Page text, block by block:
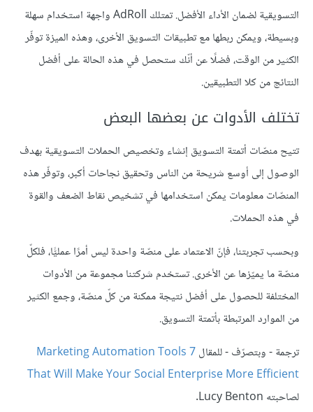
التسويقية لضمان الأداء الأفضل. تمتلك AdRoll واجهة استخدام سهلة
وبسيطة، ويمكن ربطها مع تطبيقات التسويق الأخرى، وهذه الميزة توفّر
الكثير من الوقت، فضلًا عن أنّك ستحصل في هذه الحالة على أفضل
النتائج من كلا التطبيقين.
تختلف الأدوات عن بعضها البعض
تتيح منصّات أتمتة التسويق إنشاء وتخصيص الحملات التسويقية بهدف
الوصول إلى أوسع شريحة من الناس وتحقيق نجاحات أكبر، وتوفّر هذه
المنصّات معلومات يمكن استخدامها في تشخيص نقاط الضعف والقوة
في هذه الحملات.
وبحسب تجربتنا، فإنّ الاعتماد على منصّة واحدة ليس أمرًا عمليًّا، فلكلّ
منصّة ما يميّزها عن الأخرى. تستخدم شركتنا مجموعة من الأدوات
المختلفة للحصول على أفضل نتيجة ممكنة من كلّ منصّة، وجمع الكثير
من الموارد المرتبطة بأتمتة التسويق.
ترجمة - وبتصرّف - للمقال
7 Marketing Automation Tools
That Will Make Your Social Enterprise More Efficient
لصاحبته Lucy Benton.